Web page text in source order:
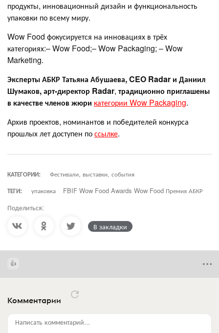
продукты, инновационный дизайн и функциональность
упаковки по всему миру.
Wow Food фокусируется на инновациях в трёх
категориях:– Wow Food;– Wow Packaging; – Wow
Marketing.
ЭкспертыАБКР Татьяна Абушаева, CEO Radar и Даниил
Шумаков, арт-директор Radar, традиционно приглашены
в качестве членов жюри категории Wow Packaging.
Архив проектов, номинантов и победителей конкурса
прошлых лет доступен поссылке.
КАТЕГОРИИ:
Фестивали, выставки, события
ТЕГИ:
упаковка FBIF Wow Food Awards Wow Food Премия АБКР
Поделиться:
В закладки
Комментарии
Написать комментарий...